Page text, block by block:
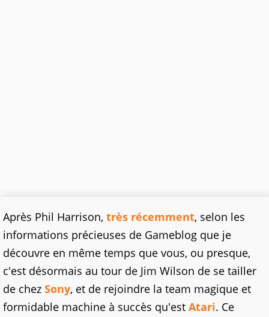
Après Phil Harrison, très récemment, selon les
informations précieuses de Gameblog que je
découvre en même temps que vous, ou presque,
c'est désormais au tour de Jim Wilson de se tailler
de chez Sony, et de rejoindre la team magique et
formidable machine à succès qu'est Atari. Ce